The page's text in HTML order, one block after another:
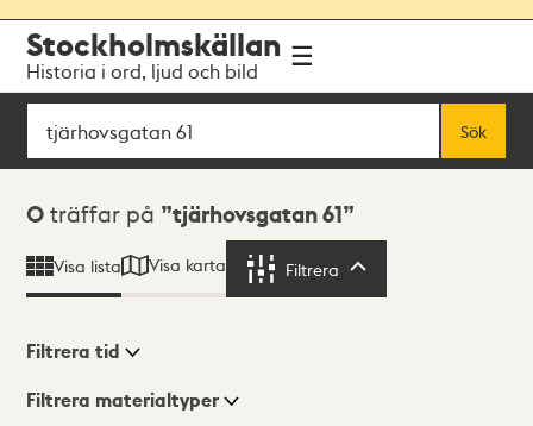
navigationen
huvudinnehållet
Stockholmskällan
Historia i ord, ljud och bild
Sök
Sök
Sökresultat
0 träffar på tjärhovsgatan 61
Visa lista Visa karta Filtrera
Visningsläge
Filtrera tid
Filtrera materialtyper